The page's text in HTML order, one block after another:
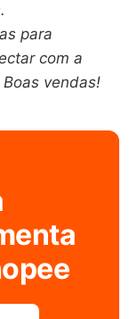
para
com a
vendas!